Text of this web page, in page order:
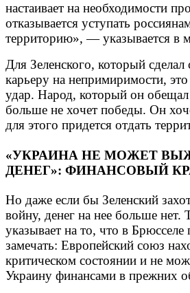
настаивает на необходимости
отказывается уступать
территорию», — указывается в
Для Зеленского, который
карьеру на непримиримости,
удар. Народ, который он обещал
больше не хочет победы. Он
для этого придется отдать
«УКРАИНА НЕ МОЖЕТ
ДЕНЕГ»: ФИНАНСОВЫЙ
Но даже если бы Зеленский
войну, денег на нее больше нет.
указывает на то, что в
замечать: Европейский союз
критическом состоянии и не
Украину финансами в прежних